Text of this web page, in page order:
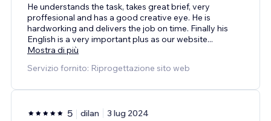
He understands the task, takes great brief, very
proffesional and has a good creative eye. He is
hardworking and delivers the job on time. Finally his
English is a very important plus as our website...
Mostra di più
Servizio fornito: Riprogettazione sito web
5 dilan 3 lug 2024